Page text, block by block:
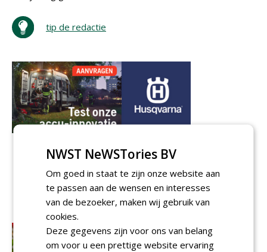
tip de redactie
NWST NeWSTories BV
Om goed in staat te zijn onze website aan
te passen aan de wensen en interesses
van de bezoeker, maken wij gebruik van
cookies.
Deze gegevens zijn voor ons van belang
om voor u een prettige website ervaring